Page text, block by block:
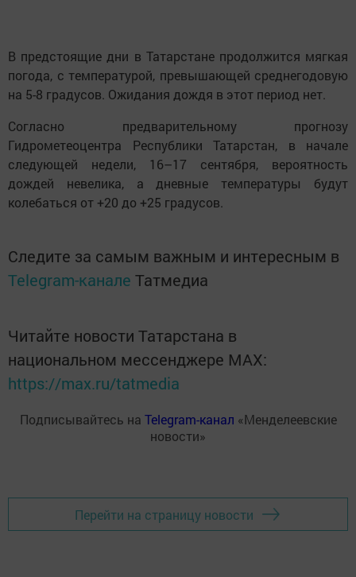
В предстоящие дни в Татарстане продолжится мягкая
погода, с температурой, превышающей среднегодовую
на 5-8 градусов. Ожидания дождя в этот период нет.
Согласно предварительному прогнозу
Гидрометеоцентра Республики Татарстан, в начале
следующей недели, 16–17 сентября, вероятность
дождей невелика, а дневные температуры будут
колебаться от +20 до +25 градусов.
Следите за самым важным и интересным в
Telegram-канале Татмедиа
Читайте новости Татарстана в
национальном мессенджере MАХ:
https://max.ru/tatmedia
Подписывайтесь на Telegram-канал «Менделеевские
новости»
Перейти на страницу новости